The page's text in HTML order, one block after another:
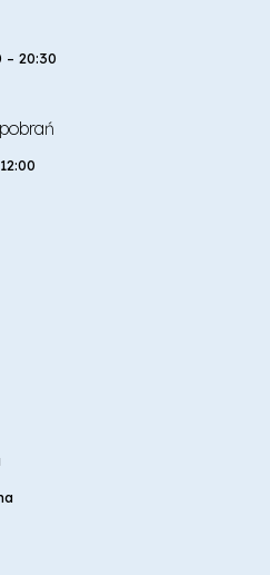
– 20:30